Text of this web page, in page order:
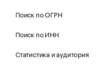
Поиск по ОГРН
Поиск по ИНН
Статистика и аудитория